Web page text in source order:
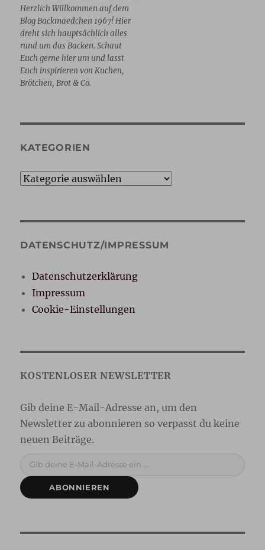
Herzlich Willkommen auf dem
Blog Backmaedchen 1967! Hier
dreht sich hauptsächlich alles
rund um das Backen. Schaut
Euch gerne hier um und lasst
Euch inspirieren von Kuchen,
Brötchen, Brot & Co.
KATEGORIEN
Kategorien
DATENSCHUTZ/IMPRESSUM
Datenschutzerklärung
Impressum
Cookie-Einstellungen
ABONNIEREN